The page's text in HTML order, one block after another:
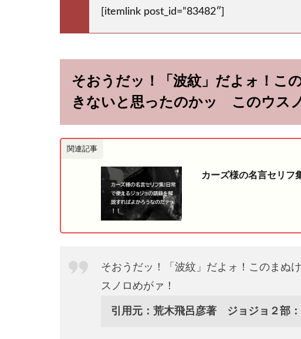
[itemlink post_id=”83482″]
そおうだッ！「波紋」だよォ！こ
きないと思ったのかッ このウス
関連記事
カーズ様の名言セリフ
そおうだッ！「波紋」だよォ！このまぬ
スノロめがァ！
引用元：荒木飛呂彦著 ジョジョ２部